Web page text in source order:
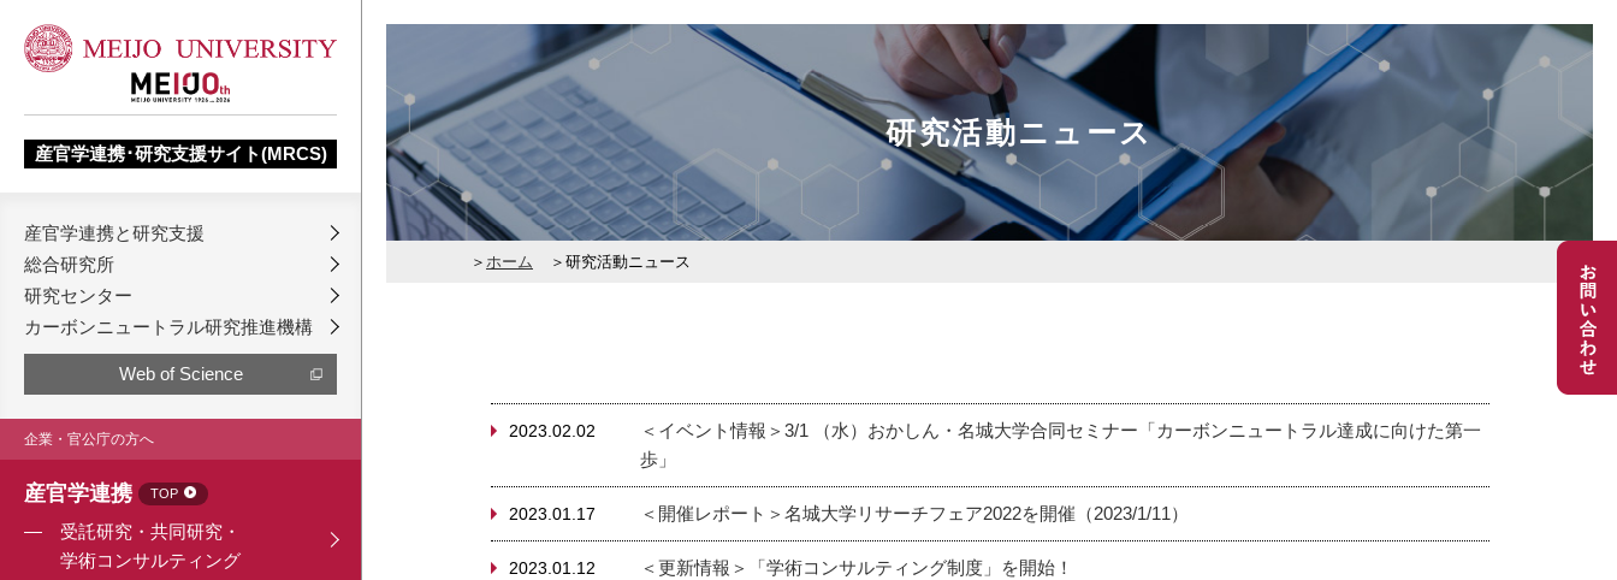
産官学連携･研究支援サイト(MRCS)
産官学連携と研究支援
総合研究所
研究センター
カーボンニュートラル研究推進機構
Web of Science
企業・官公庁の方へ
産官学連携 TOP
受託研究・共同研究・
学術コンサルティング
研究活動ニュース
ホーム 研究活動ニュース
2023.02.02
＜イベント情報＞3/1 （水）おかしん・名城大学合同セミナー「カーボンニュートラル達成に向けた第一
歩」
2023.01.17 ＜開催レポート＞名城大学リサーチフェア2022を開催（2023/1/11）
2023.01.12 ＜更新情報＞「学術コンサルティング制度」を開始！